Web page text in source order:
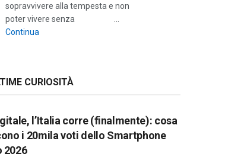
sopravvivere alla tempesta e non
poter vivere senza …
Continua
CURIOSITÀ
l’Italia corre (finalmente): cosa
i 20mila voti dello Smartphone
2026